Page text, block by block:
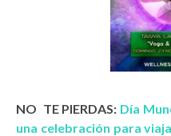
NO TE PIERDAS: Día
una celebración para